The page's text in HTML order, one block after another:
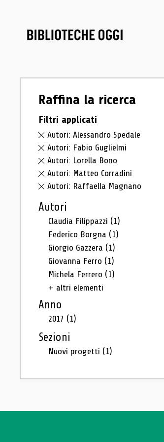
Raffina la ricerca
Filtri applicati
Autori: Alessandro Spedale
Autori: Fabio Guglielmi
Autori: Lorella Bono
Autori: Matteo Corradini
Autori: Raffaella Magnano
Autori
Claudia Filippazzi (1)
Federico Borgna (1)
Giorgio Gazzera (1)
Giovanna Ferro (1)
Michela Ferrero (1)
+ altri elementi
Anno
2017 (1)
Sezioni
Nuovi progetti (1)